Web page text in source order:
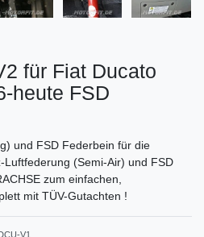
für Fiat Ducato
heute FSD
und FSD Federbein für die
Luftfederung (Semi-Air) und FSD
zum einfachen,
mit TÜV-Gutachten !
V1